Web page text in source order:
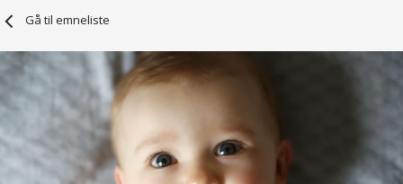
Gå til emneliste